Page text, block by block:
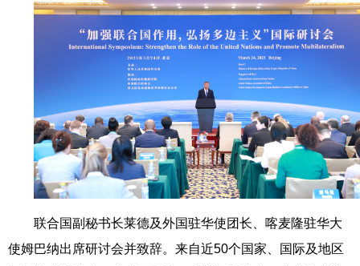
联合国副秘书长莱德及外国驻华使团长、喀麦隆驻华大
使姆巴纳出席研讨会并致辞。来自近50个国家、国际及地区